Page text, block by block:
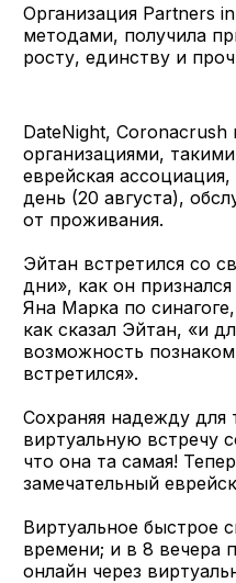
Организация Partners
методами, получила
росту, единству и
DateNight,
организациями,
еврейская
день (20 августа),
от проживания.
Эйтан встретился со
дни», как он
Яна Марка по
как сказал Эйтан, «и
возможность
встретился».
Сохраняя надежду для
виртуальную встречу
что она та самая!
замечательный
Виртуальное быстрое
времени; и в 8 вечера
онлайн через